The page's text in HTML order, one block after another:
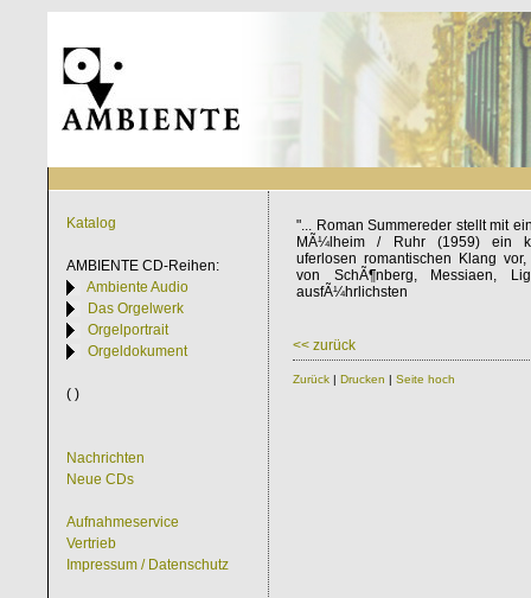
Katalog
AMBIENTE CD-Reihen:
Ambiente Audio
Das Orgelwerk
Orgelportrait
Orgeldokument
( )
Nachrichten
Neue CDs
Aufnahmeservice
Vertrieb
Impressum / Datenschutz
"... Roman Summereder stellt mit
MÃ¼lheim / Ruhr (1959) ein
uferlosen romantischen Klang
von SchÃ¶nberg, Messiaen,
ausfÃ¼hrlichsten
<< zurück
Zurück | Drucken | Seite hoch